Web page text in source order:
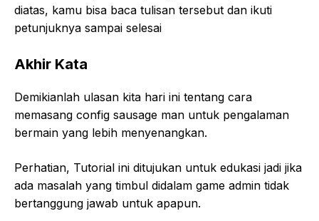
diatas, kamu bisa baca tulisan tersebut dan ikuti
petunjuknya sampai selesai
Akhir Kata
Demikianlah ulasan kita hari ini tentang cara
memasang config sausage man untuk pengalaman
bermain yang lebih menyenangkan.
Perhatian, Tutorial ini ditujukan untuk edukasi jadi jika
ada masalah yang timbul didalam game admin tidak
bertanggung jawab untuk apapun.